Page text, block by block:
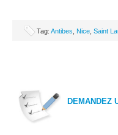
Tag: Antibes Nice Saint
DEMANDEZ